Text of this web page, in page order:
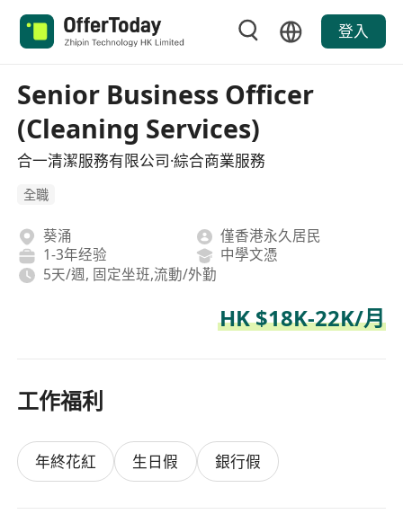
登入
Senior Business Officer
(Cleaning Services)
合一清潔服務有限公司·綜合商業服務
全職
葵涌
僅香港永久居民
1-3年经验
中學文憑
5天/週, 固定坐班,流動/外勤
HK $18K-22K/月
工作福利
年終花紅 生日假 銀行假